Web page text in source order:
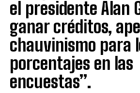
el presidente Alan
ganar créditos,
chauvinismo para
porcentajes en las
encuestas”.